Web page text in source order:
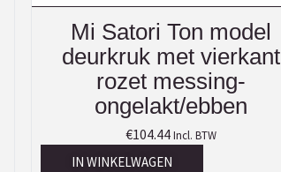
Mi Satori Ton model
deurkruk met vierkant
rozet messing-
ongelakt/ebben
€104.44 Incl. BTW
IN WINKELWAGEN